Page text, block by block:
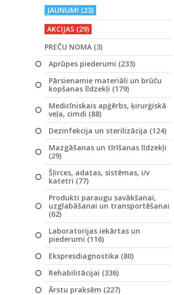
JAUNUMI (23)
AKCIJAS (29)
PREČU NOMA (3)
Aprūpes piederumi (233)
Pārsienamie materiāli un brūču
kopšanas līdzekļi (179)
Medicīniskais apģērbs, ķirurģiskā
veļa, cimdi (88)
Dezinfekcija un sterilizācija (124)
Mazgāšanas un tīrīšanas līdzekļi
(29)
Šļirces, adatas, sistēmas, i/v
katetri (77)
Produkti paraugu savākšanai,
uzglabāšanai un transportēšanai
(62)
Laboratorijas iekārtas un
piederumi (116)
Ekspresdiagnostika (80)
Rehabilitācijai (336)
Ārstu praksēm (227)